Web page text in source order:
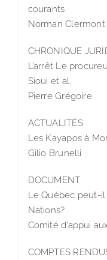
courants
Norman
CHRONIQUE
L’arrêt Le
Sioui et al.
Pierre Grégoire
ACTUALITÉS
Les Kayapos à
Gilio Brunelli
DOCUMENT
Le Québec peut-
Nations?
Comité d’appui
COMPTES